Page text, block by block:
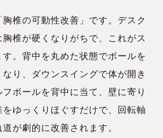
椎の可動性改善」です。デスク
椎が硬くなりがちで、これがス
。背中を丸めた状態でボールを
り、ダウンスイングで体が開き
ボールを背中に当て、壁に寄り
ゆっくりほぐすだけで、回転軸
が劇的に改善されます。